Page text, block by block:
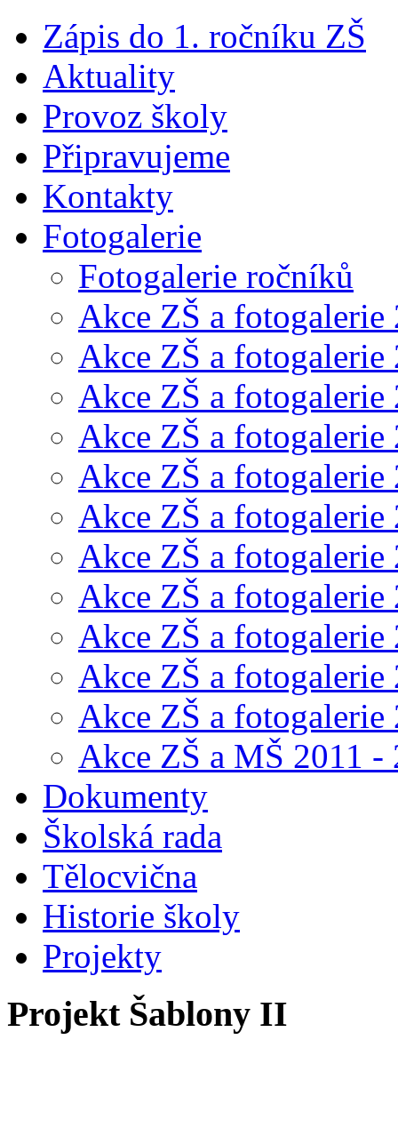
Zápis do 1. ročníku ZŠ
Aktuality
Provoz školy
Připravujeme
Kontakty
Fotogalerie
Fotogalerie ročníků
Akce ZŠ a fotogalerie
Akce ZŠ a fotogalerie
Akce ZŠ a fotogalerie
Akce ZŠ a fotogalerie
Akce ZŠ a fotogalerie
Akce ZŠ a fotogalerie
Akce ZŠ a fotogalerie
Akce ZŠ a fotogalerie
Akce ZŠ a fotogalerie
Akce ZŠ a fotogalerie
Akce ZŠ a fotogalerie
Akce ZŠ a MŠ 2011 -
Dokumenty
Školská rada
Tělocvična
Historie školy
Projekty
Projekt Šablony II